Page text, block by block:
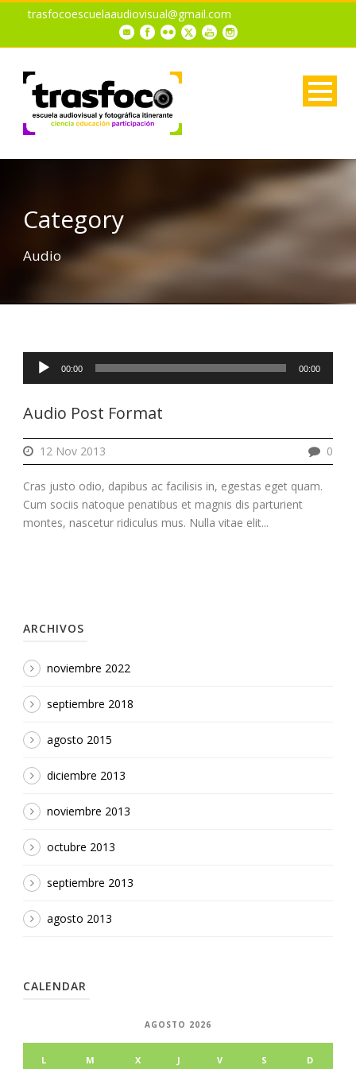
trasfocoescuelaaudiovisual@gmail.com
Category
Audio
Reproductor
00:00 00:00
Audio Post Format
12 Nov 2013 0
Cras justo odio, dapibus ac facilisis in, egestas eget quam.
Cum sociis natoque penatibus et magnis dis parturient
montes, nascetur ridiculus mus. Nulla vitae elit...
ARCHIVOS
noviembre 2022
septiembre 2018
agosto 2015
diciembre 2013
noviembre 2013
octubre 2013
septiembre 2013
agosto 2013
CALENDAR
AGOSTO 2026
L M X J V S D